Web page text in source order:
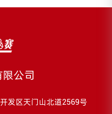
公司
发区天门山北道2569号